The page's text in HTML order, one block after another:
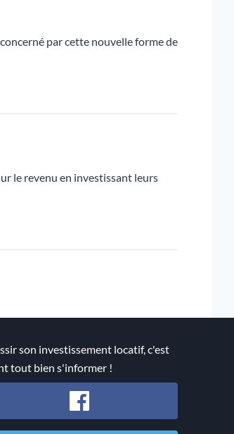
par cette nouvelle forme de
le revenu en investissant leurs
son investissement locatif, c'est
tout bien s'informer !